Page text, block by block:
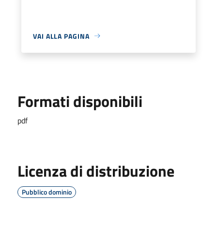
VAI ALLA PAGINA
Formati disponibili
pdf
Licenza di distribuzione
Pubblico dominio